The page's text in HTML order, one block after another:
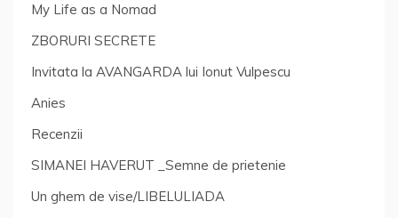
My Life as a Nomad
ZBORURI SECRETE
Invitata la AVANGARDA lui Ionut Vulpescu
Anies
Recenzii
SIMANEI HAVERUT _Semne de prietenie
Un ghem de vise/LIBELULIADA